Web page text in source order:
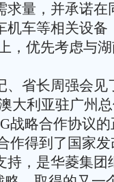
求量，并承诺在
机车等相关设备
，优先考虑与
省长周强会见
大利亚驻广州
战略合作协议
作得到了国家
持，是华菱集团